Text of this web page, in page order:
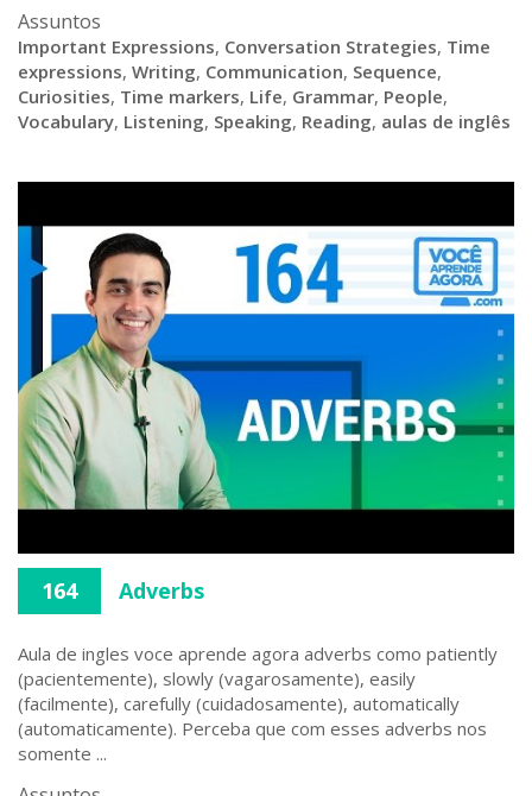
Assuntos
Important Expressions, Conversation Strategies, Time
expressions, Writing, Communication, Sequence,
Curiosities, Time markers, Life, Grammar, People,
Vocabulary, Listening, Speaking, Reading, aulas de inglês
164 Adverbs
Aula de ingles voce aprende agora adverbs como patiently
(pacientemente), slowly (vagarosamente), easily
(facilmente), carefully (cuidadosamente), automatically
(automaticamente). Perceba que com esses adverbs nos
somente ...